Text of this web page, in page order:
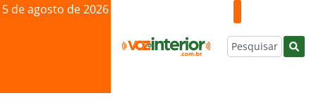
5 de agosto de 2026